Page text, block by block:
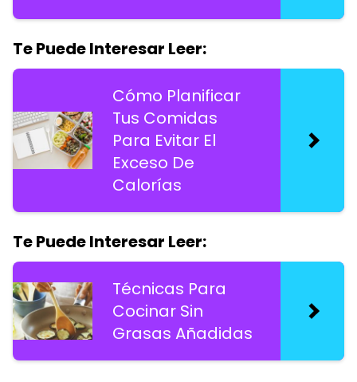
Te Puede Interesar Leer:
Cómo Planificar
Tus Comidas
Para Evitar El
Exceso De
Calorías
Te Puede Interesar Leer:
Técnicas Para
Cocinar Sin
Grasas Añadidas